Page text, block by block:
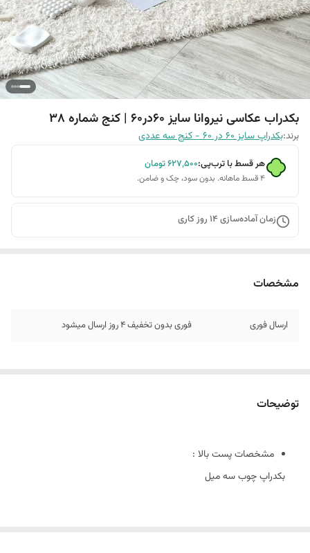
بکدراب عکاسی نیروانا سایز 60در60 | کنج شماره 38
برند:بکدراپ سایز 60 در 60 - کنج سه عددی
هر قسط با ترب‌پی:۶۲۷٬۵۰۰تومان
۴ قسط ماهانه. بدون سود، چک و ضامن.
زمان آماده‌سازی 14 روز کاری
مشخصات
ارسال فوری فوری بدون تخفیف 4 روز ارسال میشود
توضیحات
مشخصات پست بالا :
بکدراپ چوب سه میل